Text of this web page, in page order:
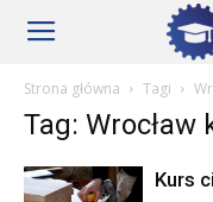
Szkoły
KKZ
Strona główna Tagi
Tag: Wrocław
Kurs